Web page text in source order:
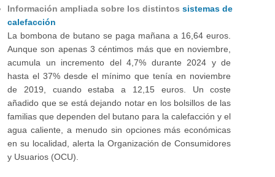
Información ampliada sobre los distintos sistemas de
calefacción
La bombona de butano se paga mañana a 16,64 euros.
Aunque son apenas 3 céntimos más que en noviembre,
acumula un incremento del 4,7% durante 2024 y de
hasta el 37% desde el mínimo que tenía en noviembre
de 2019, cuando estaba a 12,15 euros. Un coste
añadido que se está dejando notar en los bolsillos de las
familias que dependen del butano para la calefacción y el
agua caliente, a menudo sin opciones más económicas
en su localidad, alerta la Organización de Consumidores
y Usuarios (OCU).